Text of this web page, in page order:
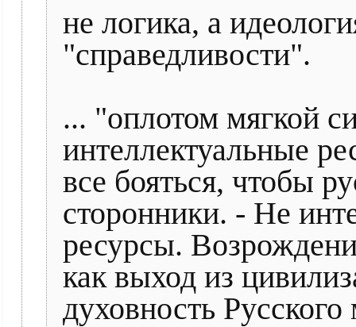
не логика, а
"справедливости".
... "оплотом мягкой
интеллектуальные
все бояться, чтобы
сторонники. - Не
ресурсы.
как выход из
духовность